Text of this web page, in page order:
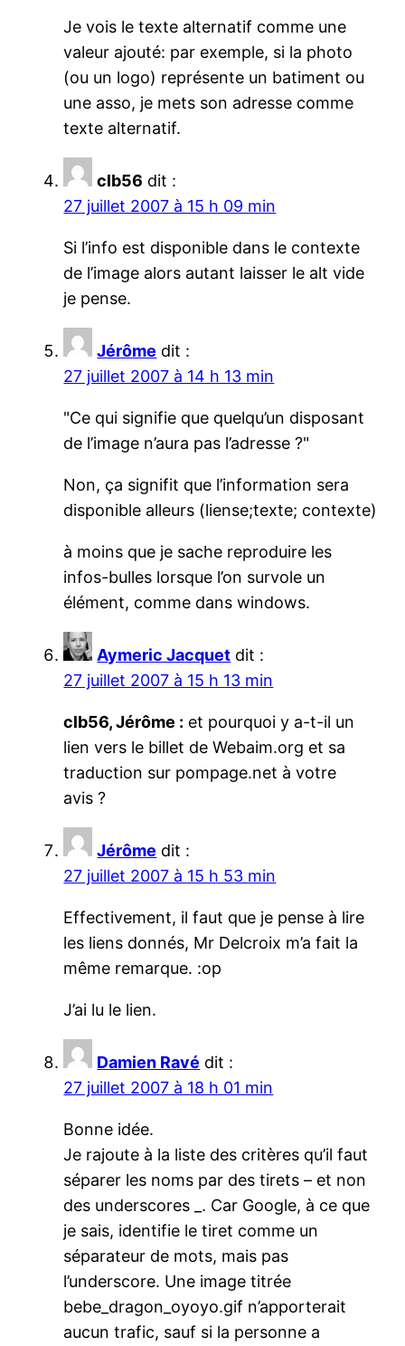
Je vois le texte alternatif comme une
valeur ajouté: par exemple, si la photo
(ou un logo) représente un batiment ou
une asso, je mets son adresse comme
texte alternatif.
clb56 dit :
27 juillet 2007 à 15 h 09 min
Si l’info est disponible dans le contexte
de l’image alors autant laisser le alt vide
je pense.
Jérôme dit :
27 juillet 2007 à 14 h 13 min
Ce qui signifie que quelqu’un disposant
de l’image n’aura pas l’adresse ?
Non, ça signifit que l’information sera
disponible alleurs (liense;texte; contexte)
à moins que je sache reproduire les
infos-bulles lorsque l’on survole un
élément, comme dans windows.
Aymeric Jacquet dit :
27 juillet 2007 à 15 h 13 min
clb56, Jérôme : et pourquoi y a-t-il un
lien vers le billet de Webaim.org et sa
traduction sur pompage.net à votre
avis ?
Jérôme dit :
27 juillet 2007 à 15 h 53 min
Effectivement, il faut que je pense à lire
les liens donnés, Mr Delcroix m’a fait la
même remarque. :op
J’ai lu le lien.
Damien Ravé dit :
27 juillet 2007 à 18 h 01 min
Bonne idée.
Je rajoute à la liste des critères qu’il faut
séparer les noms par des tirets – et non
des underscores _. Car Google, à ce que
je sais, identifie le tiret comme un
séparateur de mots, mais pas
l’underscore. Une image titrée
bebe_dragon_oyoyo.gif n’apporterait
aucun trafic, sauf si la personne a